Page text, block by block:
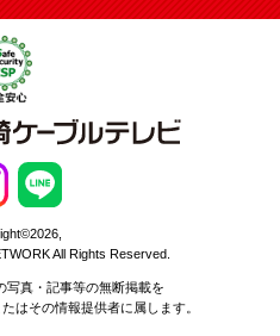
All Rights Reserved.
写真・記事等の無断掲載を
はその情報提供者に属します。